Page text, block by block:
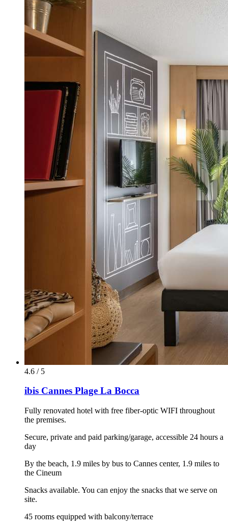
4.6 / 5
ibis Cannes Plage La Bocca
Fully renovated hotel with free fiber-optic WIFI throughout
the premises.
Secure, private and paid parking/garage, accessible 24 hours a
day
By the beach, 1.9 miles by bus to Cannes center, 1.9 miles to
the Cineum
Snacks available. You can enjoy the snacks that we serve on
site.
45 rooms equipped with balcony/terrace